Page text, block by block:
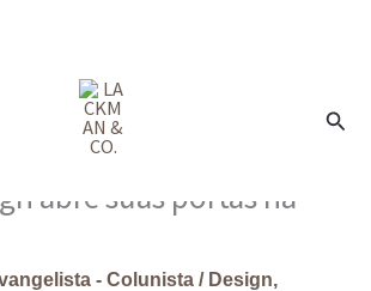
abre suas portas na
- Colunista / Design,